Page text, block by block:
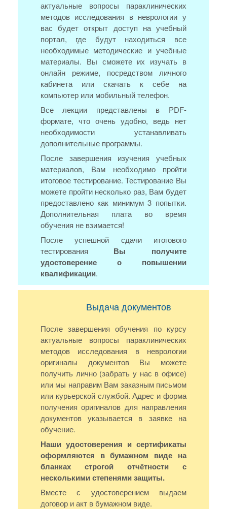
актуальные вопросы параклинических
методов исследования в неврологии у
вас будет открыт доступ на учебный
портал, где будут находиться все
необходимые методические и учебные
материалы. Вы сможете их изучать в
онлайн режиме, посредством личного
кабинета или скачать к себе на
компьютер или мобильный телефон.
Все лекции представлены в PDF-
формате, что очень удобно, ведь нет
необходимости устанавливать
дополнительные программы.
После завершения изучения учебных
материалов, Вам необходимо пройти
итоговое тестирование. Тестирование Вы
можете пройти несколько раз, Вам будет
предоставлено как минимум 3 попытки.
Дополнительная плата во время
обучения не взимается!
После успешной сдачи итогового
тестирования Вы получите
удостоверение о повышении
квалификации.
Выдача документов
После завершения обучения по курсу
актуальные вопросы параклинических
методов исследования в неврологии
оригиналы документов Вы можете
получить лично (забрать у нас в офисе)
или мы направим Вам заказным письмом
или курьерской службой. Адрес и форма
получения оригиналов для направления
документов указывается в заявке на
обучение.
Наши удостоверения и сертификаты
оформляются в бумажном виде на
бланках строгой отчётности с
несколькими степенями защиты.
Вместе с удостоверением выдаем
договор и акт в бумажном виде.